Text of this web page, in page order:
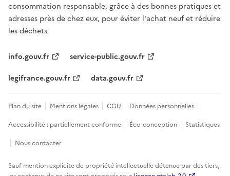
consommation responsable, grâce à des bonnes pratiques et
adresses près de chez eux, pour éviter l'achat neuf et réduire
les déchets
info.gouv.fr
service-public.gouv.fr
legifrance.gouv.fr
data.gouv.fr
Plan du site Mentions légales CGU
Données personnelles
Accessibilité : partiellement conforme
Éco-conception
Statistiques
Nous contacter
Sauf mention explicite de propriété intellectuelle détenue par des tiers,